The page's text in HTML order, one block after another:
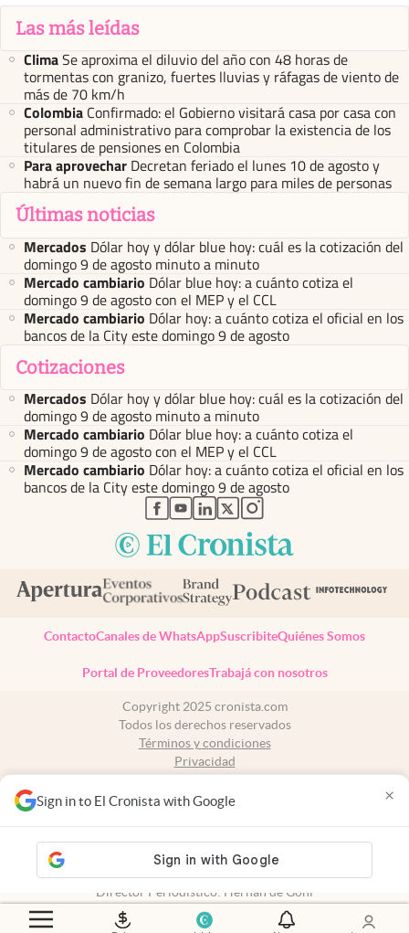
Sign in to El Cronista with Google ×
Las más leídas
ClimaSe aproxima el diluvio del año con 48 horas de
tormentas con granizo, fuertes lluvias y ráfagas de viento de
más de 70 km/h
Colombia Confirmado: el Gobierno visitará casa por casa con
personal administrativo para comprobar la existencia de los
titulares de pensiones en Colombia
Para aprovechar Decretan feriado el lunes 10 de agosto y
habrá un nuevo fin de semana largo para miles de personas
Últimas noticias
Mercados Dólar hoy y dólar blue hoy: cuál es la cotización del
domingo 9 de agosto minuto a minuto
Mercado cambiario Dólar blue hoy: a cuánto cotiza el
domingo 9 de agosto con el MEP y el CCL
Mercado cambiario Dólar hoy: a cuánto cotiza el oficial en los
bancos de la City este domingo 9 de agosto
Cotizaciones
Mercados Dólar hoy y dólar blue hoy: cuál es la cotización del
domingo 9 de agosto minuto a minuto
Mercado cambiario Dólar blue hoy: a cuánto cotiza el
domingo 9 de agosto con el MEP y el CCL
Mercado cambiario Dólar hoy: a cuánto cotiza el oficial en los
bancos de la City este domingo 9 de agosto
abre en nueva pestaña
abre en nueva pestaña
abre en nueva pestaña
abre en nueva pestaña
abre en nueva pestaña
ContactoCanales de WhatsAppSuscribiteQuiénes Somos
Portal de ProveedoresTrabajá con nosotros
Copyright 2025 cronista.com
Todos los derechos reservados
Términos y condiciones
Privacidad
Tel: +54 11 7078-3270
propiedad intelectual: 56576959
Director Periodístico: Hernán de Goñi